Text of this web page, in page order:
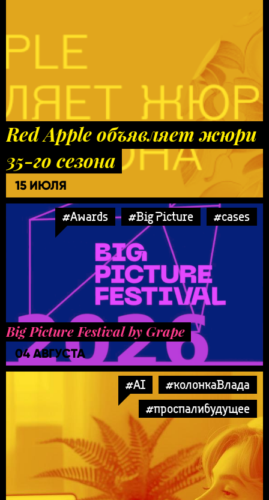
Red Apple объявляет жюри
35-го сезона
15 ИЮЛЯ
#Awards #Big Picture #cases
Big Picture Festival by Grape
04 АВГУСТА
#AI
#колонкаВлада
#проспалибудущее